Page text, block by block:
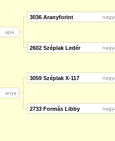
apa
anya
3036 Aranyforint
2602 Széplak Ledér
3059 Széplak X-117
2733 Formás Libby